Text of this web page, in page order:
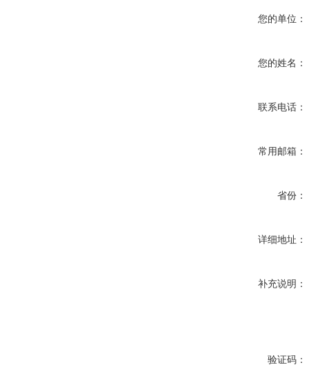
您的单位：
您的姓名：
联系电话：
常用邮箱：
省份：
详细地址：
补充说明：
验证码：